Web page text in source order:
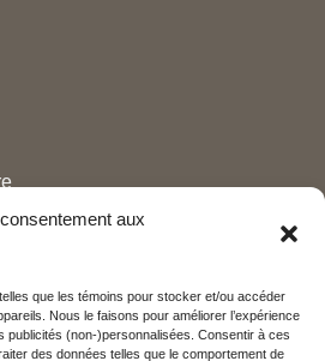
aux
que les témoins pour stocker et/ou accéder
Nous le faisons pour améliorer l’expérience
publicités (non-)personnalisées. Consentir à ces
des données telles que le comportement de
né